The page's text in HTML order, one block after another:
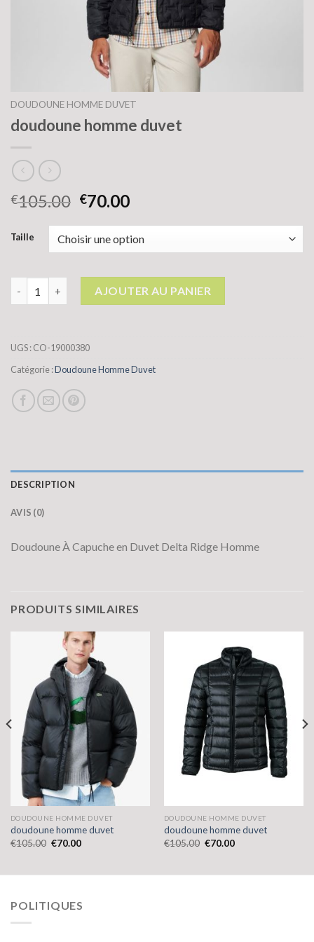
DOUDOUNE HOMME DUVET
doudoune homme duvet
€105.00 €70.00
Taille
AJOUTER AU PANIER
UGS :CO-19000380
Catégorie :Doudoune Homme Duvet
DESCRIPTION
AVIS (0)
Doudoune À Capuche en Duvet Delta Ridge Homme
PRODUITS SIMILAIRES
DOUDOUNE HOMME DUVET
doudoune homme duvet
€105.00 €70.00
DOUDOUNE HOMME DUVET
doudoune homme duvet
€105.00 €70.00
POLITIQUES